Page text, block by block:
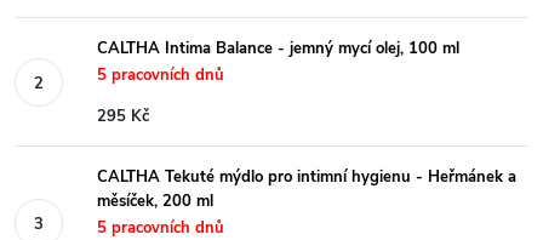
CALTHA Intima Balance - jemný mycí olej, 100 ml
5 pracovních dnů
295 Kč
CALTHA Tekuté mýdlo pro intimní hygienu - Heřmánek a
měsíček, 200 ml
5 pracovních dnů